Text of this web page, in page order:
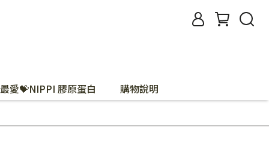
愛💝NIPPI 膠原蛋白 購物說明